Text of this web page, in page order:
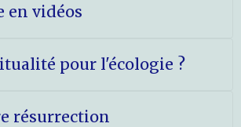
en vidéos
pour l'écologie ?
résurrection